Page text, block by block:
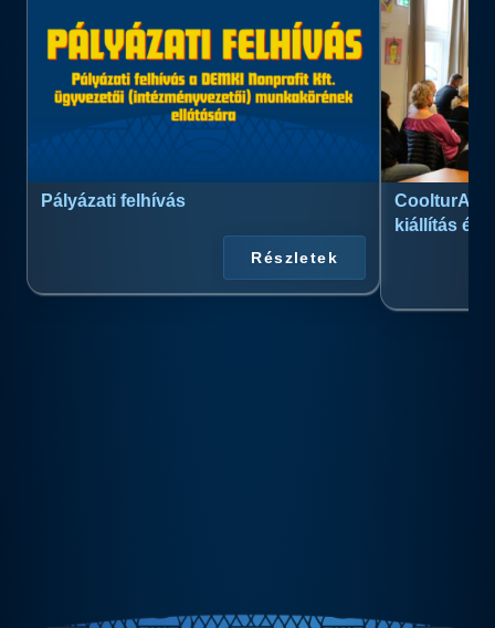
Pályázati felhívás
Részletek
kiállítás és